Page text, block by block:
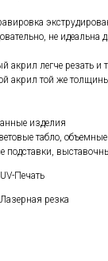
не идеальна
акрил легче резать и
акрил той же
изделия
табло,
подставки,
Печать
резка